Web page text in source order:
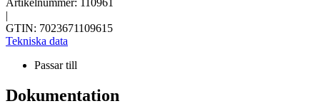
|
GTIN: 7023671109615
Tekniska data
Passar till
Dokumentation